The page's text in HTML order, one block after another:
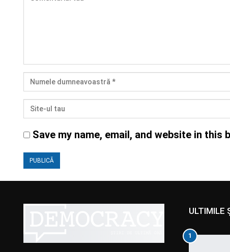
Save my name, email, and website in
ULTIMILE
1